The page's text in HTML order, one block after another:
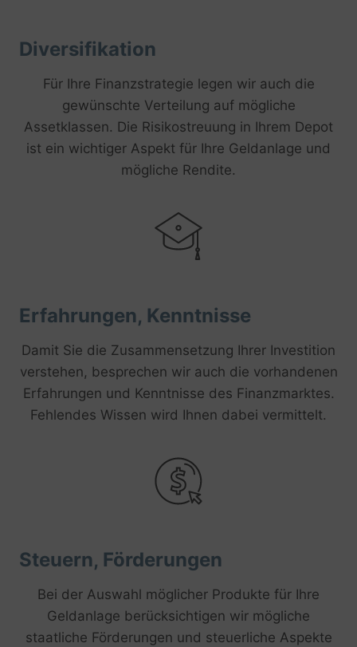
Diversifikation
Für Ihre Finanzstrategie legen wir auch die
gewünschte Verteilung auf mögliche
Assetklassen. Die Risikostreuung in Ihrem Depot
ist ein wichtiger Aspekt für Ihre Geldanlage und
mögliche Rendite.
Erfahrungen, Kenntnisse
Damit Sie die Zusammensetzung Ihrer Investition
verstehen, besprechen wir auch die vorhandenen
Erfahrungen und Kenntnisse des Finanzmarktes.
Fehlendes Wissen wird Ihnen dabei vermittelt.
Steuern, Förderungen
Bei der Auswahl möglicher Produkte für Ihre
Geldanlage berücksichtigen wir mögliche
staatliche Förderungen und steuerliche Aspekte